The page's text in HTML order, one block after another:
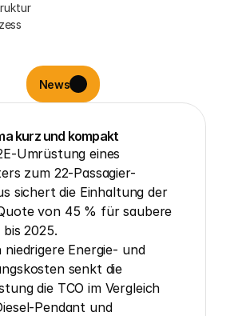
News
kurz und kompakt
Umrüstung eines
zum 22-Passagier-
sichert die Einhaltung der
von 45 % für saubere
bis 2025.
niedrigere Energie- und
senkt die
die TCO im Vergleich
Pendant und